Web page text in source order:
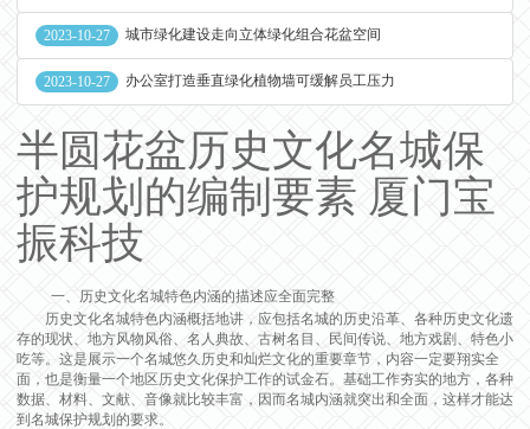
2023-10-27 城市绿化建设走向立体绿化组合花盆空间
2023-10-27 办公室打造垂直绿化植物墙可缓解员工压力
半圆花盆历史文化名城保
护规划的编制要素 厦门宝
振科技
一、历史文化名城特色内涵的描述应全面完整
历史文化名城特色内涵概括地讲，应包括名城的历史沿革、各种历史文化遗
存的现状、地方风物风俗、名人典故、古树名目、民间传说、地方戏剧、特色小
吃等。这是展示一个名城悠久历史和灿烂文化的重要章节，内容一定要翔实全
面，也是衡量一个地区历史文化保护工作的试金石。基础工作夯实的地方，各种
数据、材料、文献、音像就比较丰富，因而名城内涵就突出和全面，这样才能达
到名城保护规划的要求。